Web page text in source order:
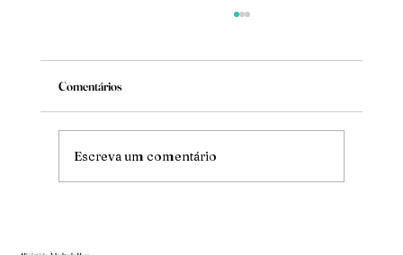
Mude
Comentários
Escreva um comentário